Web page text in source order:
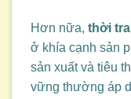
Hơn nữa, thời
ở khía cạnh sản
sản xuất và tiêu
vững thường áp